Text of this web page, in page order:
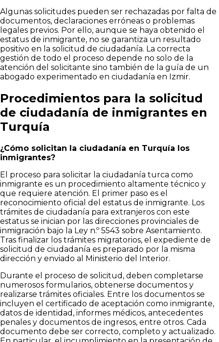
Algunas solicitudes pueden ser rechazadas por falta de
documentos, declaraciones erróneas o problemas
legales previos. Por ello, aunque se haya obtenido el
estatus de inmigrante, no se garantiza un resultado
positivo en la solicitud de ciudadanía. La correcta
gestión de todo el proceso depende no solo de la
atención del solicitante sino también de la guía de un
abogado experimentado en ciudadanía en Izmir.
Procedimientos para la solicitud
de ciudadanía de inmigrantes en
Turquía
¿Cómo solicitan la ciudadanía en Turquía los
inmigrantes?
El proceso para solicitar la ciudadanía turca como
inmigrante es un procedimiento altamente técnico y
que requiere atención. El primer paso es el
reconocimiento oficial del estatus de inmigrante. Los
trámites de ciudadanía para extranjeros con este
estatus se inician por las direcciones provinciales de
inmigración bajo la Ley n.º 5543 sobre Asentamiento.
Tras finalizar los trámites migratorios, el expediente de
solicitud de ciudadanía es preparado por la misma
dirección y enviado al Ministerio del Interior.
Durante el proceso de solicitud, deben completarse
numerosos formularios, obtenerse documentos y
realizarse trámites oficiales. Entre los documentos se
incluyen el certificado de aceptación como inmigrante,
datos de identidad, informes médicos, antecedentes
penales y documentos de ingresos, entre otros. Cada
documento debe ser correcto, completo y actualizado.